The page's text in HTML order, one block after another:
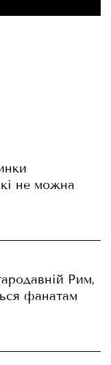
не можна
Рим,
фанатам